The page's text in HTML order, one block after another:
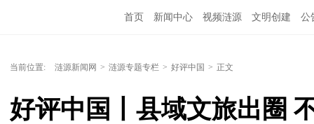
首页 新闻中心 视频涟源 文明创建 公
当前位置: 涟源新闻网 > 涟源专题专栏 > 好评中国 > 正文
好评中国丨县域文旅出圈